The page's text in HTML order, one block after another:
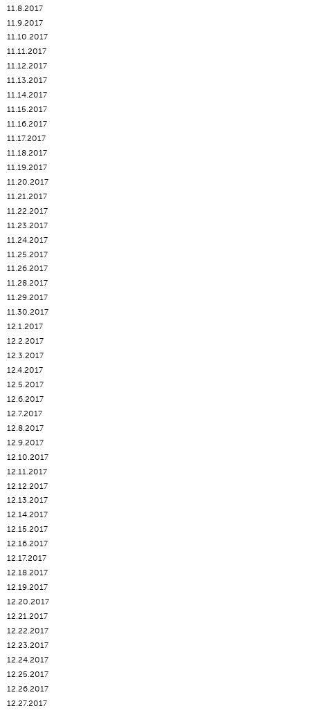
11.8.2017
11.9.2017
11.10.2017
11.11.2017
11.12.2017
11.13.2017
11.14.2017
11.15.2017
11.16.2017
11.17.2017
11.18.2017
11.19.2017
11.20.2017
11.21.2017
11.22.2017
11.23.2017
11.24.2017
11.25.2017
11.26.2017
11.28.2017
11.29.2017
11.30.2017
12.1.2017
12.2.2017
12.3.2017
12.4.2017
12.5.2017
12.6.2017
12.7.2017
12.8.2017
12.9.2017
12.10.2017
12.11.2017
12.12.2017
12.13.2017
12.14.2017
12.15.2017
12.16.2017
12.17.2017
12.18.2017
12.19.2017
12.20.2017
12.21.2017
12.22.2017
12.23.2017
12.24.2017
12.25.2017
12.26.2017
12.27.2017